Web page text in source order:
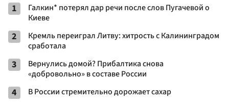
1
Галкин* потерял дар речи после слов Пугачевой о
Киеве
2
Кремль переиграл Литву: хитрость с Калининградом
сработала
3
Вернулись домой? Прибалтика снова
«добровольно» в составе России
4 В России стремительно дорожает сахар